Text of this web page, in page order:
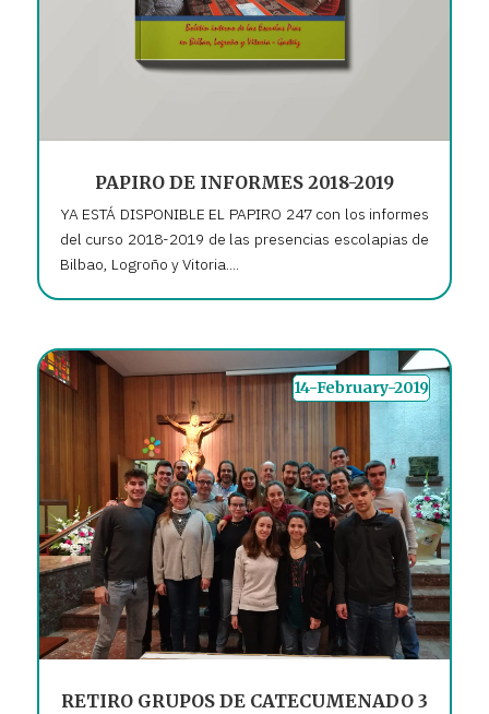
PAPIRO DE INFORMES 2018-2019
YA ESTÁ DISPONIBLE EL PAPIRO 247 con los informes
del curso 2018-2019 de las presencias escolapias de
Bilbao, Logroño y Vitoria....
RETIRO GRUPOS DE CATECUMENADO 3
14-February-2019